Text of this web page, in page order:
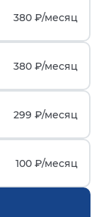
380 ₽/месяц
380 ₽/месяц
299 ₽/месяц
100 ₽/месяц